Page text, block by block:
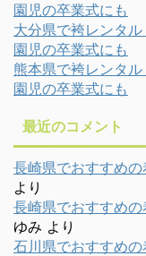
園児の卒業式にも
大分県で袴レンタ
園児の卒業式にも
熊本県で袴レンタ
園児の卒業式にも
最近のコメント
長崎県でおすすめ
より
長崎県でおすすめ
ゆみ より
石川県でおすすめ